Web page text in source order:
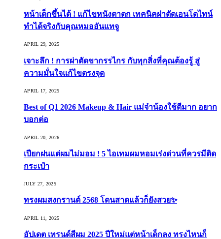
หน้าเด็กขึ้นได้ ! แก้ไขหนังตาตก เทคนิคผ่าตัดเอนโดไทน์
ทำได้จริงกับคุณหมออันแทจู
APRIL 29, 2025
เจาะลึก ! การผ่าตัดขากรรไกร กับทุกสิ่งที่คุณต้องรู้ สู่
ความมั่นใจแก้ไขตรงจุด
APRIL 17, 2025
Best of Q1 2026 Makeup & Hair แม่จ๋าน้องใช้ดีมาก อยาก
บอกต่อ
APRIL 20, 2026
เปียกฝนแต่ผมไม่มอม ! 5 ไอเทมผมหอมเร่งด่วนที่ควรมีติด
กระเป๋า
JULY 27, 2025
ทรงผมสงกรานต์ 2568 โดนสาดแล้วก็ยังสวย✨
APRIL 11, 2025
อัปเดต เทรนด์สีผม 2025 ปีใหม่แต่หน้าเด็กลง ทรงไหนก็